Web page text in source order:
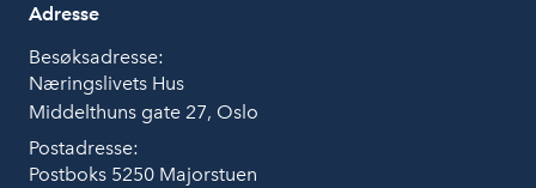
Adresse
Besøksadresse:
Næringslivets Hus
Middelthuns gate 27, Oslo
Postadresse:
Postboks 5250 Majorstuen